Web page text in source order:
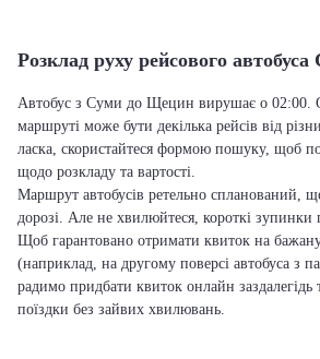
Розклад руху рейсового
Автобус з Суми до Щецин вирушає о 02:00.
маршруті може бути декілька рейсів від
ласка, скористайтеся формою пошуку, щоб
щодо розкладу та вартості.
Маршрут автобусів ретельно спланований,
дорозі. Але не хвилюйтеся, короткі зупинки
Щоб гарантовано отримати квиток на
(наприклад, на другому поверсі автобуса з
радимо придбати квиток онлайн заздалегідь
поїздки без зайвих хвилювань.